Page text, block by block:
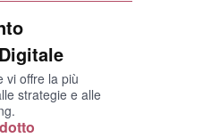
vi offre la più
strategie e alle